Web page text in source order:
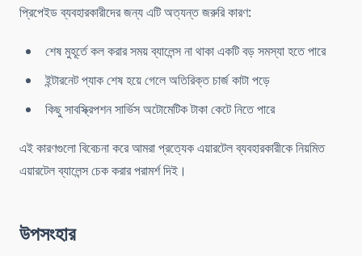
প্রিপেইড ব্যবহারকারীদের জন্য এটি অত্যন্ত জরুরি কারণ:
শেষ মুহূর্তে কল করার সময় ব্যালেন্স না থাকা একটি বড় সমস্যা হতে পারে
ইন্টারনেট প্যাক শেষ হয়ে গেলে অতিরিক্ত চার্জ কাটা পড়ে
কিছু সাবস্ক্রিপশন সার্ভিস অটোমেটিক টাকা কেটে নিতে পারে
এই কারণগুলো বিবেচনা করে আমরা প্রত্যেক এয়ারটেল ব্যবহারকারীকে নিয়মিত
এয়ারটেল ব্যালেন্স চেক করার পরামর্শ দিই।
উপসংহার